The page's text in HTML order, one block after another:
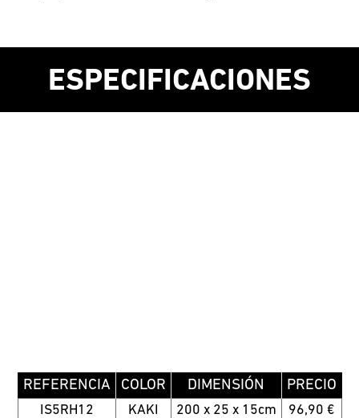
ESPECIFICACIONES
REFERENCIA COLOR DIMENSIÓN PRECIO
IS5RH12 KAKI 200 x 25 x 15cm 96,90 €